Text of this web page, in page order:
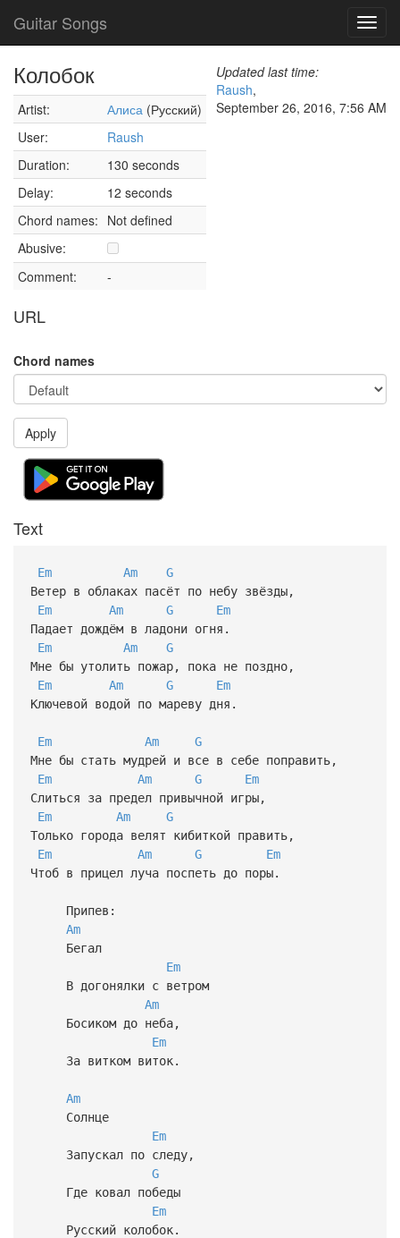
Guitar Songs
Колобок
Artist: Алиса (Русский)
User:
Raush
Duration:
130 seconds
Delay:
12 seconds
Chord names: Not defined
Abusive:
Comment:
-
URL
Updated last time:
Raush,
September 26, 2016, 7:56 AM
Chord names
Apply
Text
Em Am
G
Ветер в облаках пасёт по небу звёзды,
Em
Am G
Em
Падает дождём в ладони огня.
Em
Am
G
Мне бы утолить пожар, пока не поздно,
Em
Am G
Em
Ключевой водой по мареву дня.
Em Am
G
Мне бы стать мудрей и все в себе поправить,
Em
Am G
Em
Слиться за предел привычной игры,
Em
Am
G
Только города велят кибиткой править,
Em
Am G
Em
Чтоб в прицел луча поспеть до поры.
Припев:
Am
Бегал
Em
В догонялки с ветром
Am
Босиком до неба,
Em
За витком виток.
Am
Солнце
Em
Запускал по следу,
G
Где ковал победы
Em
Русский колобок.